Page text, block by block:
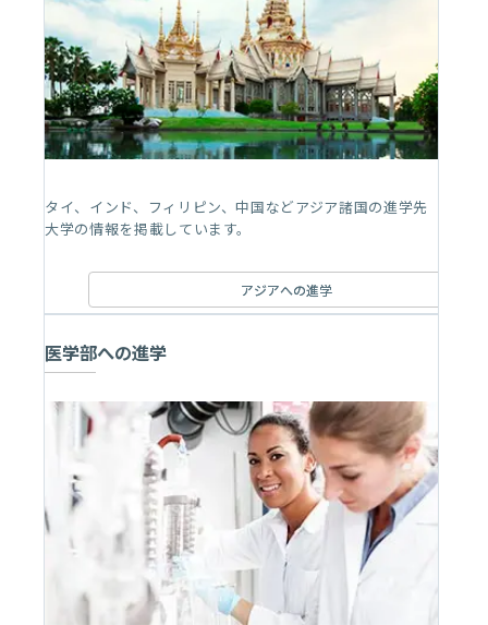
タイ、インド、フィリピン、中国などアジア諸国の進学先
大学の情報を掲載しています。
アジアへの進学
医学部への進学